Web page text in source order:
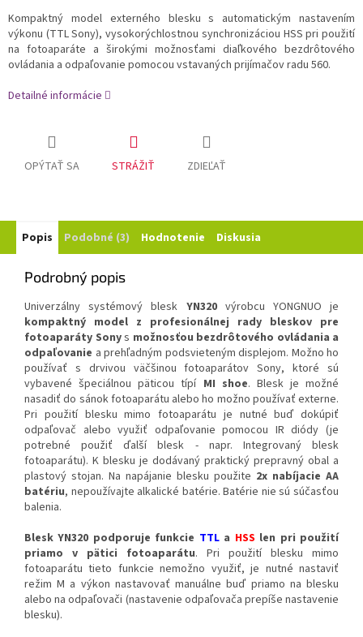
Kompaktný model externého blesku s automatickým nastavením
výkonu (TTL Sony), vysokorýchlostnou synchronizáciou HSS pri použití
na fotoaparáte a širokými možnosťami diaľkového bezdrôtového
ovládania a odpaľovanie pomocou vstavaných prijímačov radu 560.
Detailné informácie
OPÝTAŤ SA STRÁŽIŤ ZDIEĽAŤ
Popis Podobné (3) Hodnotenie Diskusia
Podrobný popis
Univerzálny systémový blesk YN320výrobcu YONGNUO je
kompaktný model z profesionálnej rady bleskov pre
fotoaparáty Sonys možnosťou bezdrôtového ovládania a
odpaľovanie a prehľadným podsvieteným displejom. Možno ho
používať s drvivou väčšinou fotoaparátov Sony, ktoré sú
vybavené špeciálnou päticou típí MI shoe. Blesk je možné
nasadiť do sánok fotoaparátu alebo ho možno používať externe.
Pri použití blesku mimo fotoaparátu je nutné buď dokúpiť
odpaľovač alebo využiť odpaľovanie pomocou IR diódy (je
potrebné použiť ďalší blesk - napr. Integrovaný blesk
fotoaparátu). K blesku je dodávaný praktický prepravný obal a
plastový stojan. Na napájanie blesku použite 2x nabíjacie AA
batériu, nepoužívajte alkalické batérie. Batérie nie sú súčasťou
balenia.
Blesk YN320 podporuje funkcie TTLa HSS len pri použití
priamo v pätici fotoaparátu. Pri použití blesku mimo
fotoaparátu tieto funkcie nemožno využiť, je nutné nastaviť
režim M a výkon nastavovať manuálne buď priamo na blesku
alebo na odpaľovači (nastavenie odpaľovača prepíše nastavenie
blesku).